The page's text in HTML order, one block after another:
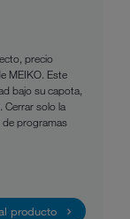
precio
MEIKO. Este
bajo su capota,
Cerrar solo la
de programas
producto